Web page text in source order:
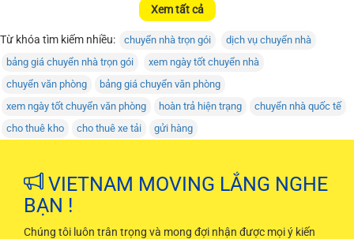
Xem tất cả
Từ khóa tìm kiếm nhiều: chuyển nhà trọn gói
dịch vụ chuyển nhà
bảng giá chuyển nhà trọn gói
xem ngày tốt chuyển nhà
chuyển văn phòng
bảng giá chuyển văn phòng
xem ngày tốt chuyển văn phòng
hoàn trả hiện trạng
chuyển nhà quốc tế
cho thuê kho
cho thuê xe tải gửi hàng
VIETNAM MOVING LẮNG NGHE
BẠN !
Chúng tôi luôn trân trọng và mong đợi nhận được mọi ý kiến